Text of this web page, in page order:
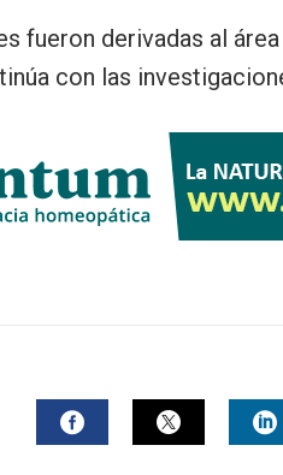
fueron derivadas al
con las